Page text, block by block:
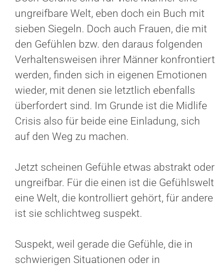
ungreifbare Welt, eben doch ein Buch mit
sieben Siegeln. Doch auch Frauen, die mit
den Gefühlen bzw. den daraus folgenden
Verhaltensweisen ihrer Männer konfrontiert
werden, finden sich in eigenen Emotionen
wieder, mit denen sie letztlich ebenfalls
überfordert sind. Im Grunde ist die Midlife
Crisis also für beide eine Einladung, sich
auf den Weg zu machen.
Jetzt scheinen Gefühle etwas abstrakt oder
ungreifbar. Für die einen ist die Gefühlswelt
eine Welt, die kontrolliert gehört, für andere
ist sie schlichtweg suspekt.
Suspekt, weil gerade die Gefühle, die in
schwierigen Situationen oder in